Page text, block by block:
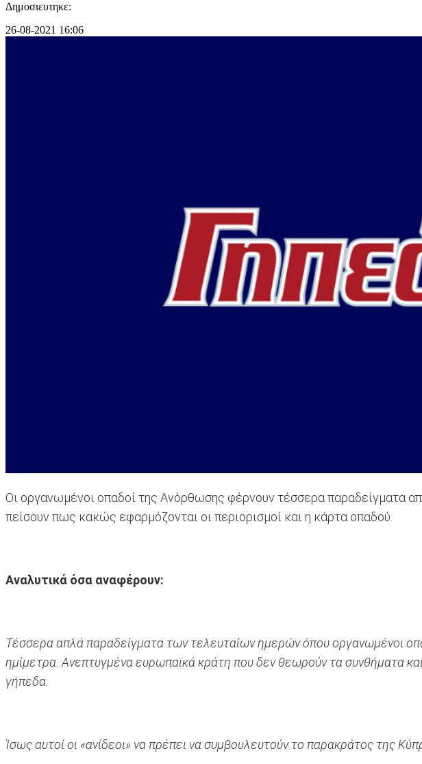
Δημοσιευτηκε:
26-08-2021 16:06
Οι οργανωμένοι οπαδοί της Ανόρθωσης φέρνουν τέσσερα
πείσουν πως κακώς εφαρμόζονται οι περιορισμοί και η κάρτα οπαδού.
Αναλυτικά όσα αναφέρουν:
Τέσσερα απλά παραδείγματα των τελευταίων ημερών όπου οργανωμένοι
ημίμετρα. Ανεπτυγμένα ευρωπαϊκά κράτη που δεν θεωρούν τα συνθήματα
γήπεδα.
Ίσως αυτοί οι «ανίδεοι» να πρέπει να συμβουλευτούν το παρακράτος της